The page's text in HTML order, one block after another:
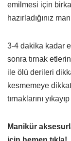
emilmesi için
hazırladığınız
3-4 dakika kadar
sonra tırnak
ile ölü derileri
kesmemeye
tırnaklarını
Manikür